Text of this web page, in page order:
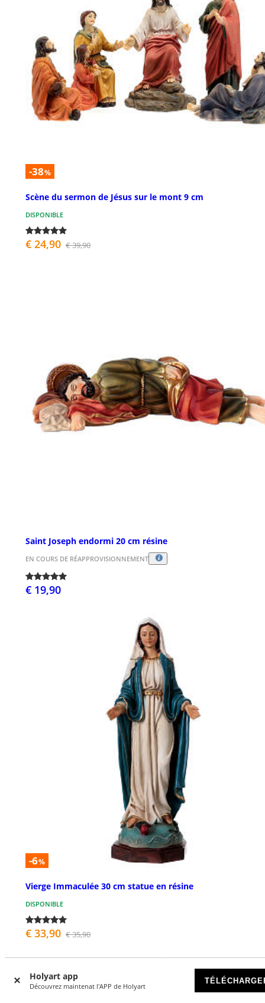
Holyart app
Découvrez maintenat l'APP de Holyart
-38%
Scène du sermon de Jésus sur le mont 9 cm
DISPONIBLE
€ 24,90 € 39,90
Saint Joseph endormi 20 cm résine
EN COURS DE RÉAPPROVISIONNEMENT
€ 19,90
-6%
Vierge Immaculée 30 cm statue en résine
DISPONIBLE
€ 33,90 € 35,90